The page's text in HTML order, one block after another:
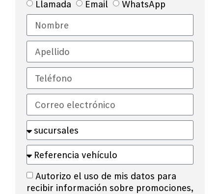
Llamada
Email WhatsApp
Autorizo el uso de mis datos para
recibir información sobre promociones,